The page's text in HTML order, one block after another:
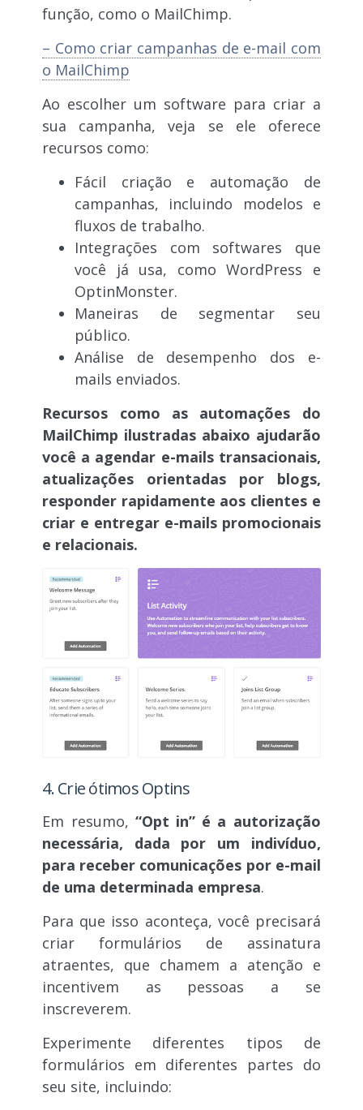
função, como o MailChimp.
– Como criar campanhas de e-mail com
o MailChimp
Ao escolher um software para criar a
sua campanha, veja se ele oferece
recursos como:
Fácil criação e automação de
campanhas, incluindo modelos e
fluxos de trabalho.
Integrações com softwares que
você já usa, como WordPress e
OptinMonster.
Maneiras de segmentar seu
público.
Análise de desempenho dos e-
mails enviados.
Recursos como as automações do
MailChimp ilustradas abaixo ajudarão
você a agendar e-mails transacionais,
atualizações orientadas por blogs,
responder rapidamente aos clientes e
criar e entregar e-mails promocionais
e relacionais.
4. Crie ótimos Optins
Em resumo, “Opt in” é a autorização
necessária, dada por um indivíduo,
para receber comunicações por e-mail
de uma determinada empresa.
Para que isso aconteça, você precisará
criar formulários de assinatura
atraentes, que chamem a atenção e
incentivem as pessoas a se
inscreverem.
Experimente diferentes tipos de
formulários em diferentes partes do
seu site, incluindo: